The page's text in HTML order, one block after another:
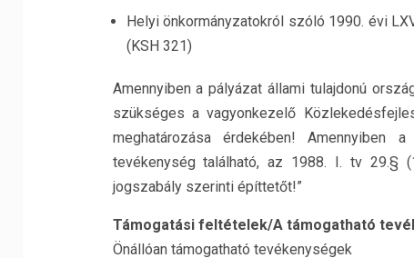
Helyi önkormányzatokról szóló 1990. évi
(KSH 321)
Amennyiben a pályázat állami tulajdonú
szükséges a vagyonkezelő
meghatározása érdekében! Amennyiben
tevékenység található, az 1988. I. tv 29.§
jogszabály szerinti építtetőt!”
Támogatási feltételek/A támogatható
Önállóan támogatható tevékenységek